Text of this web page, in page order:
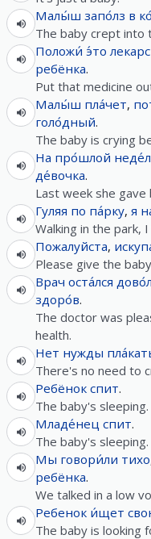
Малы́ш запо́лз в
The baby crept into
Положи́ э́то
ребёнка.
Put that medicine
Малы́ш пла́чет,
голо́дный.
The baby is crying
На про́шлой
де́вочка.
Last week she
Гуляя по па́рку, я
Walking in the park,
Пожалуйста,
Please give the
Врач оста́лся
здоро́в.
The doctor was
health.
Нет нужды
There's no need to
Ребёнок спит.
The baby's sleeping.
Младе́нец спит.
The baby's sleeping.
Мы говори́ли тихо
ребёнка.
We talked in a low
Ребенок и́щет
The baby is looking